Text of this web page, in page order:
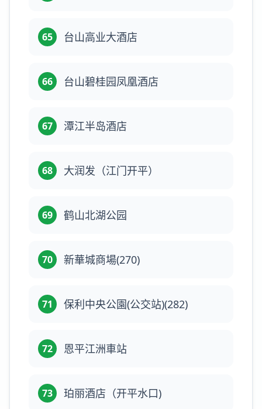
65 台山高业大酒店
66 台山碧桂园凤凰酒店
67 潭江半岛酒店
68 大润发（江门开平）
69 鹤山北湖公园
70 新華城商場(270)
71 保利中央公園(公交站)(282)
72 恩平江洲車站
73 珀丽酒店（开平水口)